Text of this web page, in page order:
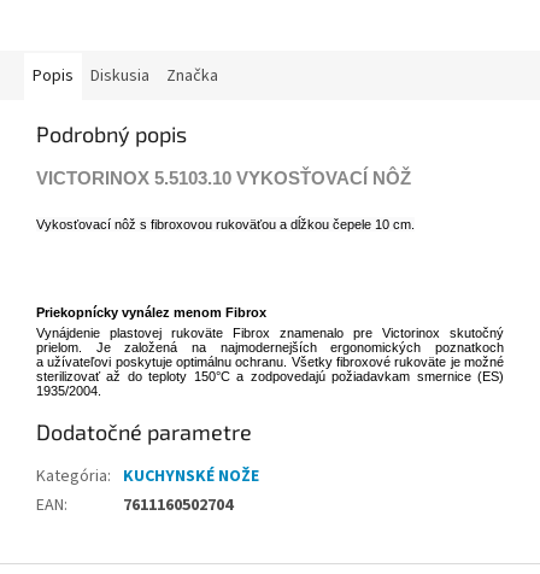
Popis Diskusia Značka
Podrobný popis
VICTORINOX 5.5103.10 VYKOSŤOVACÍ NÔŽ
Vykosťovací nôž s fibroxovou rukoväťou a dĺžkou čepele 10 cm.
Priekopnícky vynález menom Fibrox
Vynájdenie plastovej rukoväte Fibrox znamenalo pre Victorinox skutočný
prielom. Je založená na najmodernejších ergonomických poznatkoch
a užívateľovi poskytuje optimálnu ochranu. Všetky fibroxové rukoväte je možné
sterilizovať až do teploty 150°C a zodpovedajú požiadavkam smernice (ES)
1935/2004.
Dodatočné parametre
Kategória: KUCHYNSKÉ NOŽE
EAN: 7611160502704